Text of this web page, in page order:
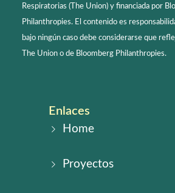
Respiratorias (The Union) y financiada por
Philanthropies. El contenido es
bajo ningún caso debe considerarse que
The Union o de Bloomberg Philanthropies.
Enlaces
Home
Proyectos